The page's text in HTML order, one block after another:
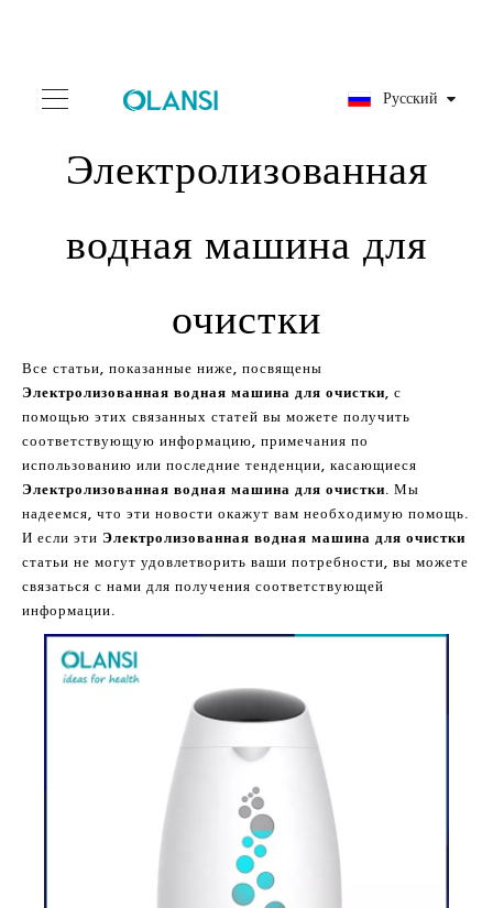
Pусский
Электролизованная
водная машина для
очистки
Все статьи, показанные ниже, посвящены
Электролизованная водная машина для очистки, с
помощью этих связанных статей вы можете получить
соответствующую информацию, примечания по
использованию или последние тенденции, касающиеся
Электролизованная водная машина для очистки. Мы
надеемся, что эти новости окажут вам необходимую помощь.
И если эти Электролизованная водная машина для очистки
статьи не могут удовлетворить ваши потребности, вы можете
связаться с нами для получения соответствующей
информации.